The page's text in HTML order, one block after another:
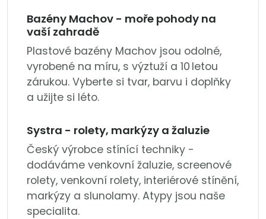
Bazény Machov - moře pohody na
vaší zahradě
Plastové bazény Machov jsou odolné,
vyrobené na míru, s výztuží a 10 letou
zárukou. Vyberte si tvar, barvu i doplňky
a užijte si léto.
Systra - rolety, markýzy a žaluzie
Český výrobce stínící techniky -
dodáváme venkovní žaluzie, screenové
rolety, venkovní rolety, interiérové stínění,
markýzy a slunolamy. Atypy jsou naše
specialita.